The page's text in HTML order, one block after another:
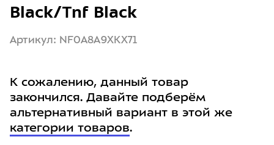
Black/Tnf Black
Артикул: NF0A8A9XKX71
К сожалению, данный товар
закончился. Давайте подберём
альтернативный вариант в этой же
категории товаров.